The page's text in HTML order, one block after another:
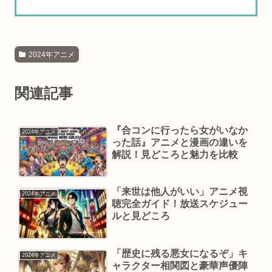
2024年アニメ
関連記事
2024年アニメ
『合コンに行ったら女がいなか
った話』アニメと漫画の違いを
解説！見どころと魅力を比較
2024年アニメ
「来世は他人がいい」アニメ視
聴完全ガイド！放送スケジュー
ルと見どころ
2024年アニメ
「歴史に残る悪女になるぞ」キ
ャラクター相関図と豪華声優陣